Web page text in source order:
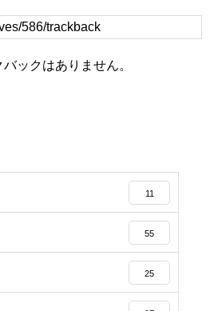
ックはありません。
11
55
25